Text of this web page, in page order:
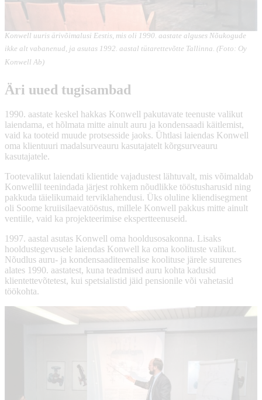
Konwell uuris ärivõimalusi Eestis, mis oli 1990. aastate alguses Nõukogude
ikke alt vabanenud, ja asutas 1992. aastal tütarettevõtte Tallinna. (Foto: Oy
Konwell Ab)
Äri uued tugisambad
1990. aastate keskel hakkas Konwell pakutavate teenuste valikut
laiendama, et hõlmata mitte ainult auru ja kondensaadi käitlemist,
vaid ka tooteid muude protsesside jaoks. Ühtlasi laiendas Konwell
oma klientuuri madalsurveauru kasutajatelt kõrgsurveauru
kasutajatele.
Tootevalikut laiendati klientide vajadustest lähtuvalt, mis võimaldab
Konwellil teenindada järjest rohkem nõudlikke tööstusharusid ning
pakkuda täielikumaid terviklahendusi. Üks oluline kliendisegment
oli Soome kruiisilaevatööstus, millele Konwell pakkus mitte ainult
ventiile, vaid ka projekteerimise ekspertteenuseid.
1997. aastal asutas Konwell oma hooldusosakonna. Lisaks
hooldustegevusele laiendas Konwell ka oma koolituste valikut.
Nõudlus auru- ja kondensaaditeemalise koolituse järele suurenes
alates 1990. aastatest, kuna teadmised auru kohta kadusid
klientettevõtetest, kui spetsialistid jäid pensionile või vahetasid
töökohta.